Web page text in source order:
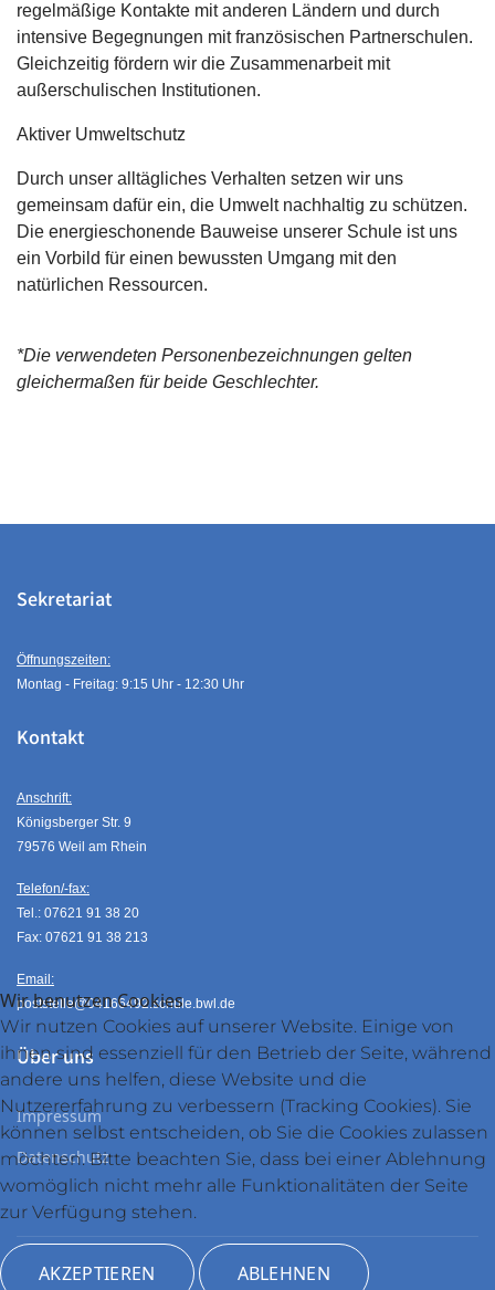
regelmäßige Kontakte mit anderen Ländern und durch
intensive Begegnungen mit französischen Partnerschulen.
Gleichzeitig fördern wir die Zusammenarbeit mit
außerschulischen Institutionen.
Aktiver Umweltschutz
Durch unser alltägliches Verhalten setzen wir uns
gemeinsam dafür ein, die Umwelt nachhaltig zu schützen.
Die energieschonende Bauweise unserer Schule ist uns
ein Vorbild für einen bewussten Umgang mit den
natürlichen Ressourcen.
*Die verwendeten Personenbezeichnungen gelten
gleichermaßen für beide Geschlechter.
Sekretariat
Öffnungszeiten:
Montag - Freitag: 9:15 Uhr - 12:30 Uhr
Kontakt
Anschrift:
Königsberger Str. 9
79576 Weil am Rhein
Telefon/-fax:
Tel.: 07621 91 38 20
Fax: 07621 91 38 213
Email:
poststelle@04166492.schule.bwl.de
Über uns
Impressum
Datenschutz
Wir benutzen Cookies
Wir nutzen Cookies auf unserer Website. Einige von
ihnen sind essenziell für den Betrieb der Seite, während
andere uns helfen, diese Website und die
Nutzererfahrung zu verbessern (Tracking Cookies). Sie
können selbst entscheiden, ob Sie die Cookies zulassen
möchten. Bitte beachten Sie, dass bei einer Ablehnung
womöglich nicht mehr alle Funktionalitäten der Seite
zur Verfügung stehen.
AKZEPTIEREN ABLEHNEN